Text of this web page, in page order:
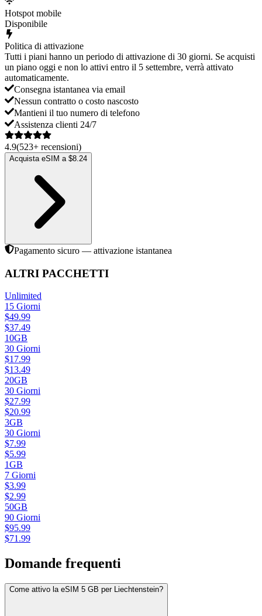
Hotspot mobile
Disponibile
Politica di attivazione
Tutti i piani hanno un periodo di attivazione di 30 giorni. Se acquisti
un piano oggi e non lo attivi entro il 5 settembre, verrà attivato
automaticamente.
Consegna istantanea via email
Nessun contratto o costo nascosto
Mantieni il tuo numero di telefono
Assistenza clienti 24/7
4.9(523+ recensioni)
Acquista eSIM a $8.24
Pagamento sicuro — attivazione istantanea
ALTRI PACCHETTI
Unlimited
15 Giorni
$49.99
$37.49
10GB
30 Giorni
$17.99
$13.49
20GB
30 Giorni
$27.99
$20.99
3GB
30 Giorni
$7.99
$5.99
1GB
7 Giorni
$3.99
$2.99
50GB
90 Giorni
$95.99
$71.99
Domande frequenti
Come attivo la eSIM 5 GB per Liechtenstein?